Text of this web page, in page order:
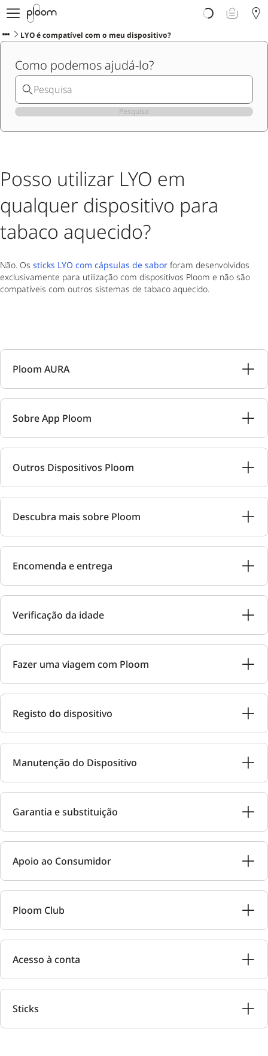
Porquê Ploom?
Loja
Descubra Ploom Club
Artigos
Ajuda e Suporte
LYO é compatível com o meu dispositivo?
Como podemos ajudá-lo?
Pesquisa
Posso utilizar LYO em
qualquer dispositivo para
tabaco aquecido?
Não. Os sticks LYO com cápsulas de sabor foram desenvolvidos
exclusivamente para utilização com dispositivos Ploom e não são
compatíveis com outros sistemas de tabaco aquecido.
Ploom AURA
Sobre App Ploom
Outros Dispositivos Ploom
Descubra mais sobre Ploom
Encomenda e entrega
Verificação da idade
Fazer uma viagem com Ploom
Registo do dispositivo
Manutenção do Dispositivo
Garantia e substituição
Apoio ao Consumidor
Ploom Club
Acesso à conta
Sticks